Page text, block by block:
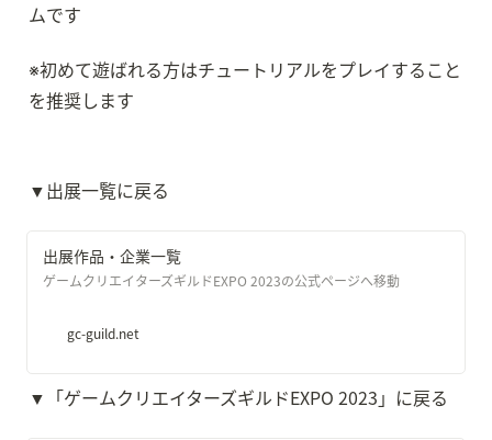
ムです
※初めて遊ばれる方はチュートリアルをプレイすること
を推奨します
▼出展一覧に戻る
出展作品・企業一覧
ゲームクリエイターズギルドEXPO 2023の公式ページへ移動
gc-guild.net
▼「ゲームクリエイターズギルドEXPO 2023」に戻る